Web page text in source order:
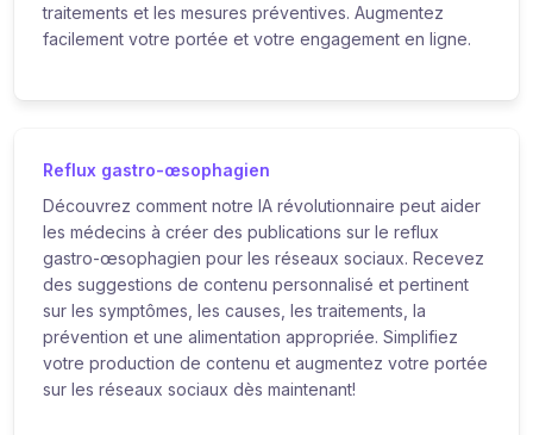
traitements et les mesures préventives. Augmentez
facilement votre portée et votre engagement en ligne.
Reflux gastro-œsophagien
Découvrez comment notre IA révolutionnaire peut aider
les médecins à créer des publications sur le reflux
gastro-œsophagien pour les réseaux sociaux. Recevez
des suggestions de contenu personnalisé et pertinent
sur les symptômes, les causes, les traitements, la
prévention et une alimentation appropriée. Simplifiez
votre production de contenu et augmentez votre portée
sur les réseaux sociaux dès maintenant!